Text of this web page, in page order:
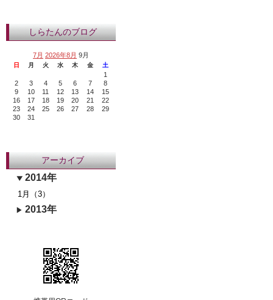
しらたんのブログ
7月 2026年8月 9月
日 月 火 水 木 金 土
1
2
3 4 5 6 7
8
9
10 11 12 13 14
15
16
17 18 19 20 21
22
23
24 25 26 27 28
29
30
31
アーカイブ
2014年
1月（3）
2013年